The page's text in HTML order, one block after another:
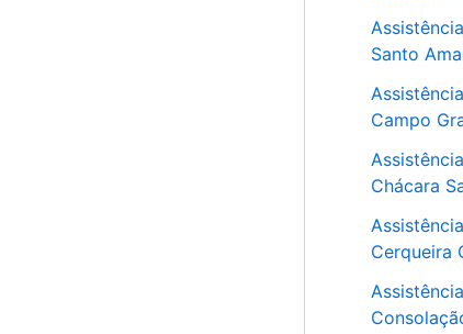
Santo
Campo
Chácara
Cerqueira